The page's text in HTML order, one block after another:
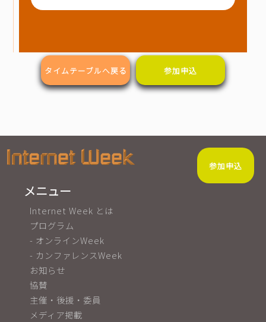
タイムテーブルへ戻る 参加申込
メニュー
Internet Week とは
プログラム
- オンラインWeek
- カンファレンスWeek
お知らせ
協賛
主催・後援・委員
メディア掲載
参加申込